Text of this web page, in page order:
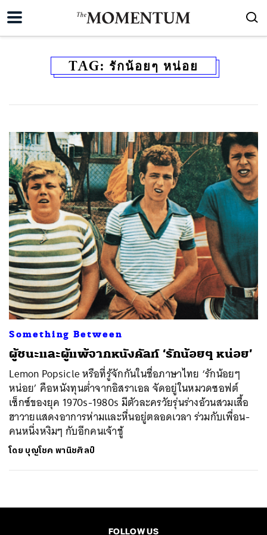
TAG: รักน้อยๆ หน่อย
Something Between
ผู้ชนะและผู้แพ้จากหนังคัลท์ ‘รักน้อยๆ หน่อย’
Lemon Popsicle หรือที่รู้จักกันในชื่อภาษาไทย ‘รักน้อยๆ
หน่อย’ คือหนังทุนต่ำจากอิสราเอล จัดอยู่ในหมวดซอฟต์
เซ็กซ์ของยุค 1970s-1980s มีตัวละครวัยรุ่นร่างอ้วนสวมเสื้อ
ฮาวายแสดงอาการห่ามและหื่นอยู่ตลอดเวลา ร่วมกับเพื่อน-
คนหนึ่งหงิมๆ กับอีกคนเจ้าชู้
โดย บุญโชค พานิชศิลป์
FOLLOW US
ค้นหา
SHARE TWEET LINE EMAIL